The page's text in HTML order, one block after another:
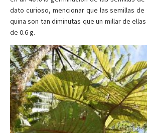
dato curioso, mencionar que las semillas
quina son tan diminutas que un millar de
de 0.6 g.